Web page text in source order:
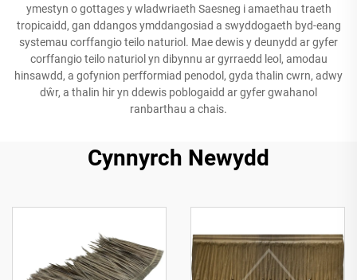
ymestyn o gottages y wladwriaeth Saesneg i amaethau traeth
tropicaidd, gan ddangos ymddangosiad a swyddogaeth byd-eang
systemau corffangio teilo naturiol. Mae dewis y deunydd ar gyfer
corffangio teilo naturiol yn dibynnu ar gyrraedd leol, amodau
hinsawdd, a gofynion perfformiad penodol, gyda thalin cwrn, adwy
dŵr, a thalin hir yn ddewis poblogaidd ar gyfer gwahanol
ranbarthau a chais.
Cynnyrch Newydd